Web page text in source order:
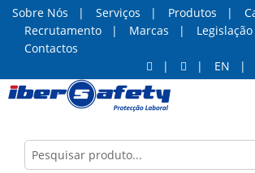
Sobre Nós Serviços Produtos
Recrutamento
Marcas Legislação
Contactos
EN